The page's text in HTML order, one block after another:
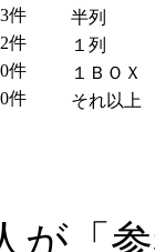
3件
2件
0件
0件
半列
１列
１ＢＯＸ
それ以上
が「